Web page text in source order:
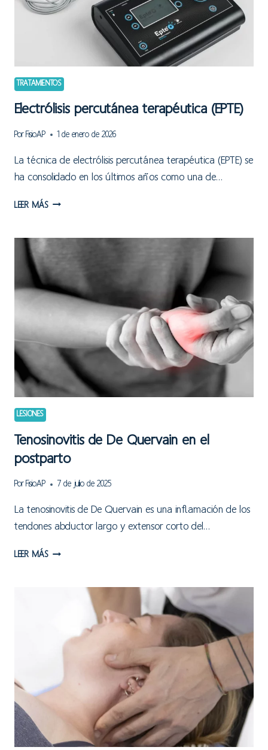
TRATAMIENTOS
Electrólisis percutánea terapéutica (EPTE)
Por FisioAP 1 de enero de 2026
La técnica de electrólisis percutánea terapéutica (EPTE) se
ha consolidado en los últimos años como una de…
LEER MÁSELECTRÓLISIS
LESIONES
Tenosinovitis de De Quervain en el
postparto
Por FisioAP 7 de julio de 2025
La tenosinovitis de De Quervain es una inflamación de los
tendones abductor largo y extensor corto del…
LEER MÁSTENOSINOVITIS
POSTPARTO